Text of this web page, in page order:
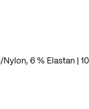
6 % Elastan |